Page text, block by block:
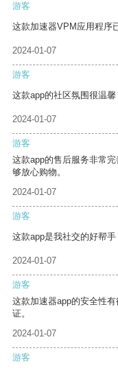
游客
这款加速器VPM应用程序
2024-01-07
游客
这款app的社区氛围很温馨
2024-01-07
游客
这款app的售后服务非常
够放心购物。
2024-01-07
游客
这款app是我社交的好帮
2024-01-07
游客
这款加速器app的安全性
证。
2024-01-07
游客